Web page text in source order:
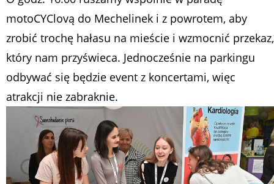
motoCYClovą do Mechelinek i z powrotem, aby
zrobić trochę hałasu na mieście i wzmocnić przekaz,
który nam przyświeca. Jednocześnie na parkingu
odbywać się będzie event z koncertami, więc
atrakcji nie zabraknie.